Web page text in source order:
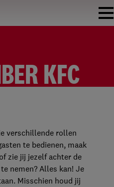
KFC
verschillende rollen
te bedienen, maak
zie jij jezelf achter de
nemen? Alles kan! Je
Misschien houd jij